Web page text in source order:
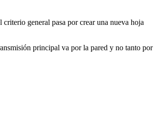
general pasa por crear una nueva hoja
principal va por la pared y no tanto por